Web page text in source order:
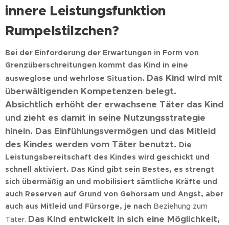
innere Leistungsfunktion
Rumpelstilzchen?
Bei der Einforderung der Erwartungen in Form von
Grenzüberschreitungen kommt das Kind in eine
ausweglose und wehrlose Situation. Das Kind wird mit
überwältigenden Kompetenzen belegt.
Absichtlich erhöht der erwachsene Täter das Kind
und zieht es damit in seine Nutzungsstrategie
hinein. Das Einfühlungsvermögen und das Mitleid
des Kindes werden vom Täter benutzt. Die
Leistungsbereitschaft des Kindes wird geschickt und
schnell aktiviert. Das Kind gibt sein Bestes, es strengt
sich übermäßig an und mobilisiert sämtliche Kräfte und
auch Reserven auf Grund von Gehorsam und Angst, aber
auch aus Mitleid und Fürsorge, je nach Beziehung zum
Täter. Das Kind entwickelt in sich eine Möglichkeit,